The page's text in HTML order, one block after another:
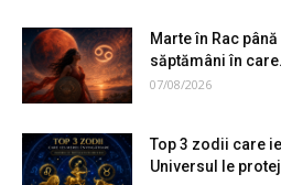
Marte în Rac
săptămâni în
07/08/2026
Top 3 zodii care
Universul le